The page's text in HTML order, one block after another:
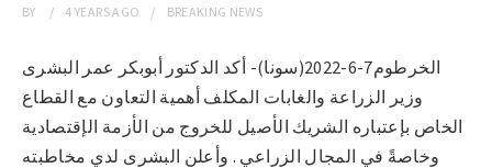
BY 4 YEARSAGO BREAKING NEWS
الخرطوم7-6-2022(سونا)- أكد الدكتور أبوبكر عمر البشرى
وزير الزراعة والغابات المكلف أهمية التعاون مع القطاع
الخاص بإعتباره الشريك الأصيل للخروج من الأزمة الإقتصادية
وخاصةً في المجال الزراعي . وأعلن البشرى لدي مخاطبته